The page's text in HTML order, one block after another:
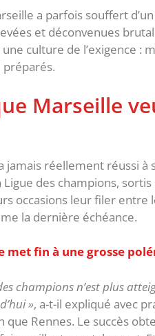
a parfois souffert
et déconvenues
culture de l’exigence :
Marseille
jamais réellement réussi à
des champions, sortis
occasions leur filer entre
la dernière échéance.
met fin à une grosse
champions n’est plus
», a-t-il expliqué avec
que Rennes. ‎Le succès